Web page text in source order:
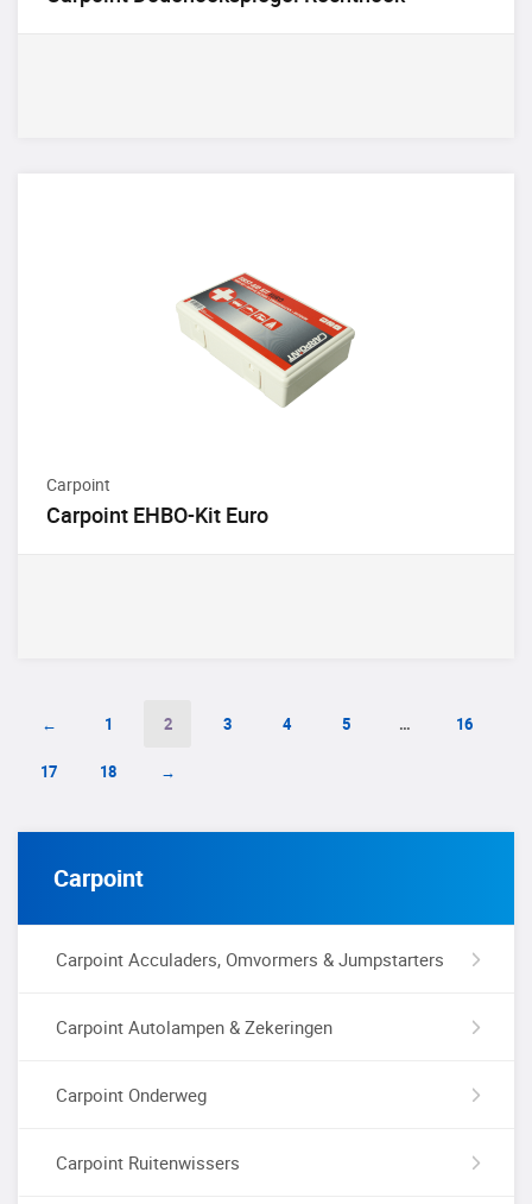
Carpoint
Carpoint EHBO-Kit Euro
← 1 2 3 4 5 … 16
17 18 →
Carpoint
Carpoint Acculaders, Omvormers & Jumpstarters
Carpoint Autolampen & Zekeringen
Carpoint Onderweg
Carpoint Ruitenwissers